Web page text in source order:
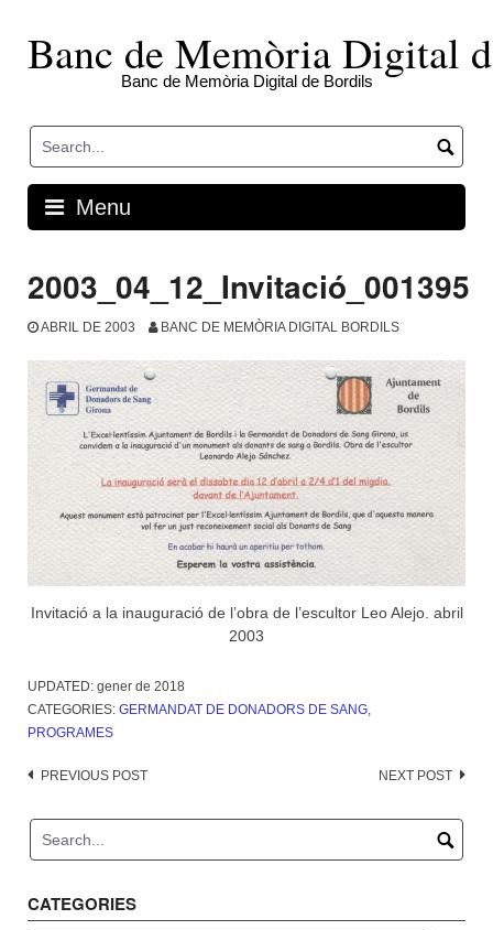
contentBanc de Memòria Digital
Banc de Memòria Digital de Bordils
Menu
2003_04_12_Invitació_001395
ABRIL DE 2003 BANC DE MEMÒRIA DIGITAL BORDILS
Invitació a la inauguració de l’obra de l’escultor Leo Alejo. abril
2003
UPDATED: gener de 2018
CATEGORIES: GERMANDAT DE DONADORS DE SANG,
PROGRAMES
Post
PREVIOUS POST NEXT POST
CATEGORIES